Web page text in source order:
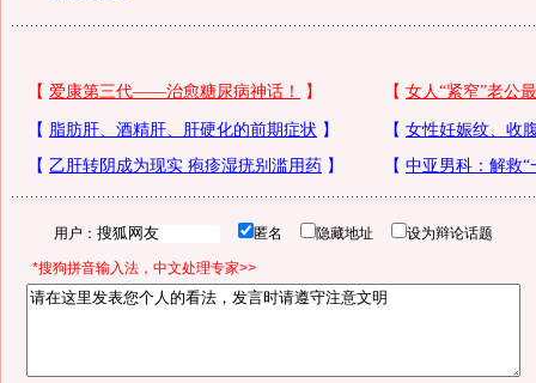
用户： 匿名 隐藏地址 设为辩论话题
*搜狗拼音输入法，中文处理专家>>